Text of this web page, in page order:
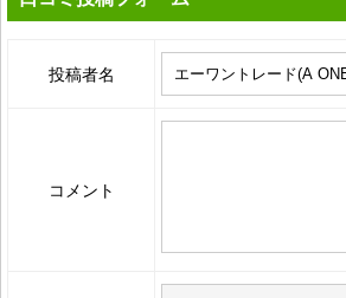
投稿者名
コメント